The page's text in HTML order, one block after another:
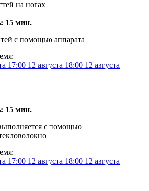
на ногах
15 мин.
с помощью аппарата
17:00 12 августа 18:00 12 августа
15 мин.
с помощью
17:00 12 августа 18:00 12 августа